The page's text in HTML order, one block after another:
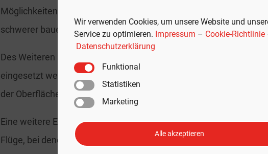
Wir verwenden Cookies, um unsere Website und
Service zu optimieren. Impressum – Cookie-Richtlinie
Datenschutzerklärung
Funktional
Statistiken
Marketing
Alle akzeptieren
Möglichkeiten für die Satellitenhersteller, die ihre Produkte nun
schwerer bauen können.
Des Weiteren soll Starship auch für die kommenden NASA-
eingesetzt werden und dabei Astronauten zwischen der Mond-
der Oberfläche des Erdtrabanten hin- und hertransportieren.
Eine weitere Einsatzidee für Starship-Raketen sind sogenannte
Flüge, bei denen die Erdatmosphäre nie wirklich verlassen wird.